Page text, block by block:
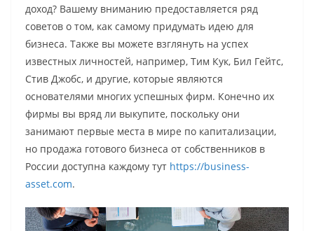
доход? Вашему вниманию предоставляется ряд
советов о том, как самому придумать идею для
бизнеса. Также вы можете взглянуть на успех
известных личностей, например, Тим Кук, Бил Гейтс,
Стив Джобс, и другие, которые являются
основателями многих успешных фирм. Конечно их
фирмы вы вряд ли выкупите, поскольку они
занимают первые места в мире по капитализации,
но продажа готового бизнеса от собственников в
России доступна каждому тут https://business-
asset.com.